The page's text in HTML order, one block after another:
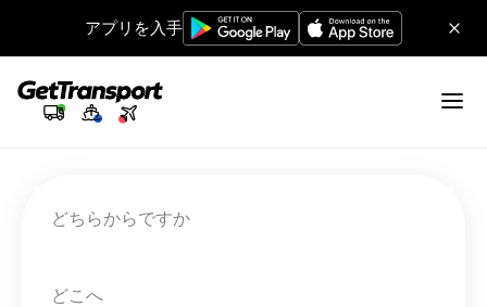
アプリを入手
どちらからですか
どこへ